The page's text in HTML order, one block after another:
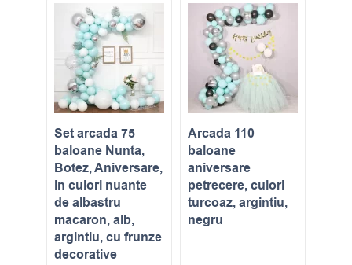
Set arcada 75
baloane Nunta,
Botez, Aniversare,
in culori nuante
de albastru
macaron, alb,
argintiu, cu frunze
decorative
Arcada 110
baloane
aniversare
petrecere, culori
turcoaz, argintiu,
negru